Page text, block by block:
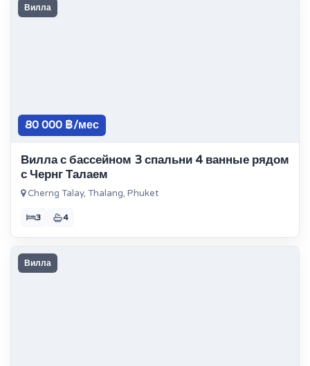
Вилла
80 000 ฿/мес
Вилла с бассейном 3 спальни 4 ванные рядом
с Чернг Талаем
Cherng Talay, Thalang, Phuket
3 4
Вилла